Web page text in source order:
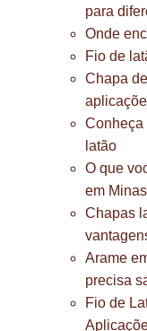
para
Onde
Fio de
Chapa
Conheça
latão
O que
em
Chapas
Arame
precisa
Fio de